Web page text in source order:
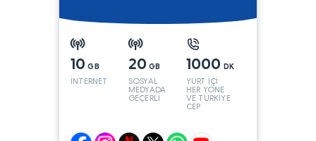
10 GB
İNTERNET
20 GB
SOSYAL
MEDYADA
GEÇERLİ
1000 DK
YURT İÇİ
HER YÖNE
VE TÜRKİYE
CEP